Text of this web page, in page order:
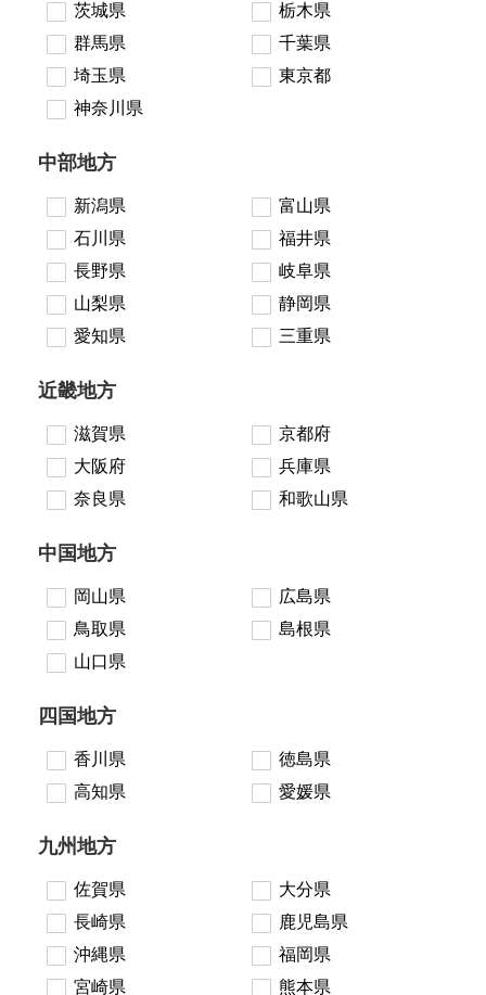
茨城県
栃木県
群馬県
千葉県
埼玉県
東京都
神奈川県
中部地方
新潟県
富山県
石川県
福井県
長野県
岐阜県
山梨県
静岡県
愛知県
三重県
近畿地方
滋賀県
京都府
大阪府
兵庫県
奈良県
和歌山県
中国地方
岡山県
広島県
鳥取県
島根県
山口県
四国地方
香川県
徳島県
高知県
愛媛県
九州地方
佐賀県
大分県
長崎県
鹿児島県
沖縄県
福岡県
宮崎県
熊本県